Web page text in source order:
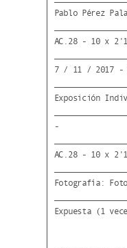
Pablo Pérez
AC.28 - 10 x
7 / 11 / 2017 -
Exposición
-
AC.28 - 10 x
Fotografía:
Expuesta (1